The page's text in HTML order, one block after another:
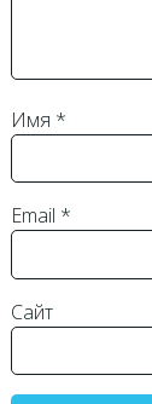
Имя *
Email *
Сайт